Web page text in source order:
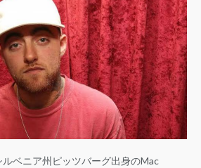
ベニア州ピッツバーグ出身のMac